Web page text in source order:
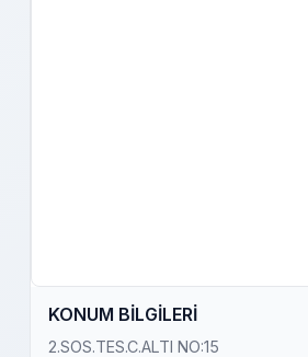
KONUM BİLGİLERİ
2.SOS.TES.C.ALTI NO:15